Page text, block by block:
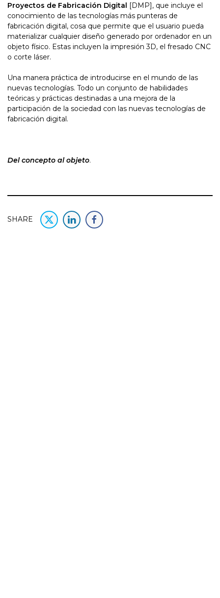
Proyectos de Fabricación Digital [DMP], que incluye el
conocimiento de las tecnologías más punteras de
fabricación digital, cosa que permite que el usuario pueda
materializar cualquier diseño generado por ordenador en un
objeto físico. Estas incluyen la impresión 3D, el fresado CNC
o corte láser.
Una manera práctica de introducirse en el mundo de las
nuevas tecnologías. Todo un conjunto de habilidades
teóricas y prácticas destinadas a una mejora de la
participación de la sociedad con las nuevas tecnologías de
fabricación digital.
Del concepto al objeto.
SHARE